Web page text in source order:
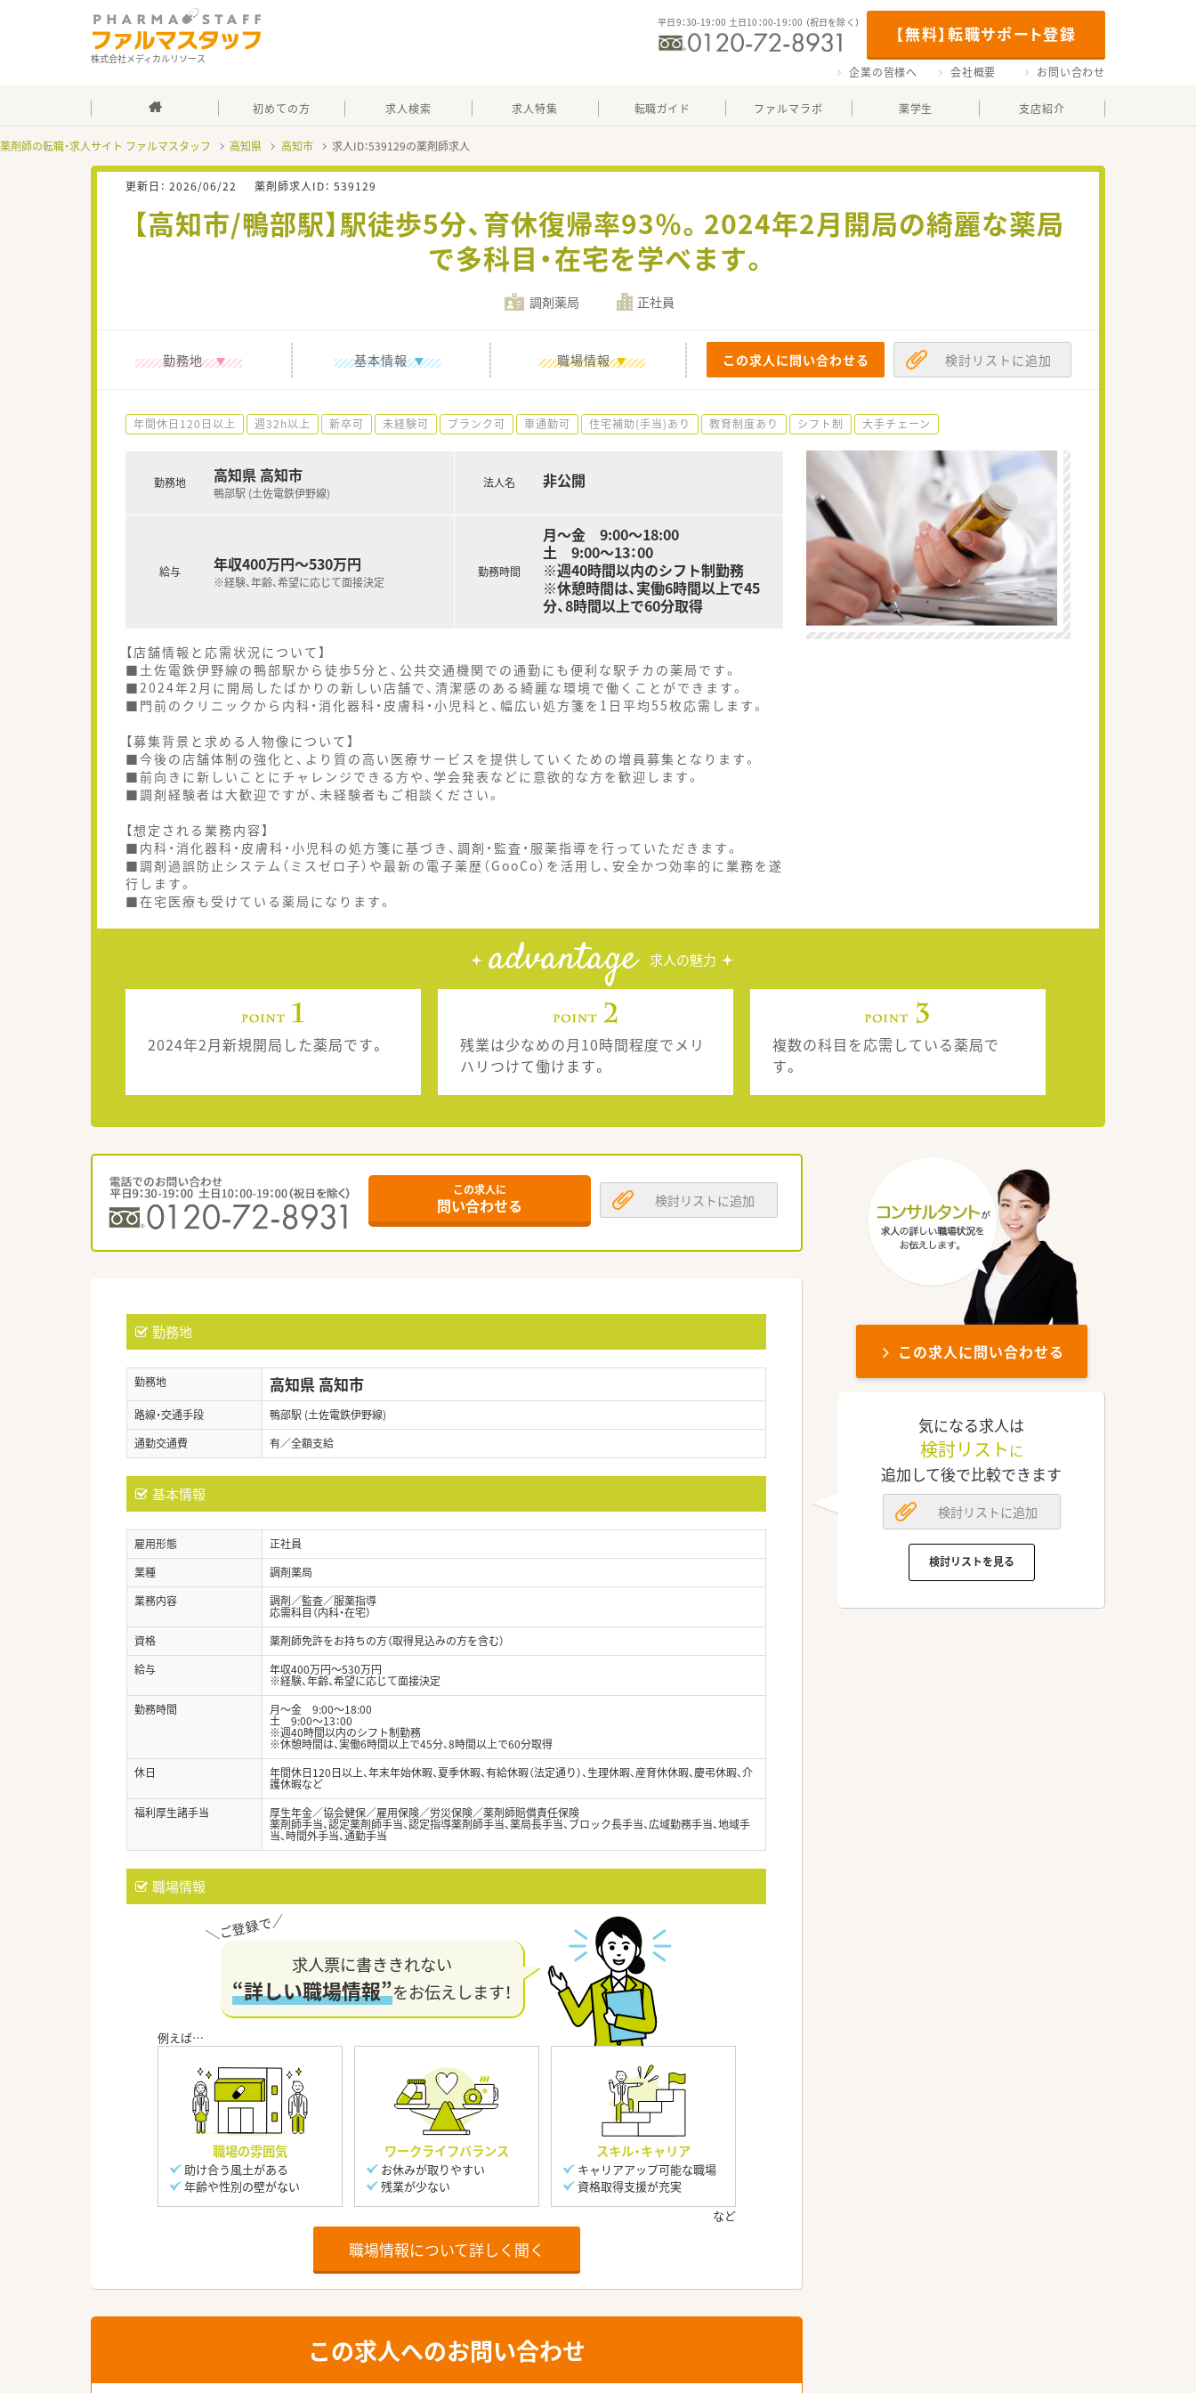
株式会社メディカルリソース
【無料】転職サポート登録
平日9：30-19：00 土日10：00-19：00 （祝日を除く）
企業の皆様へ 会社概要 お問い合わせ
初めての方 求人検索 求人特集 転職ガイド ファルマラボ 薬学生 支店紹介
薬剤師の転職・求人サイト ファルマスタッフ 高知県 高知市 求人ID：539129の薬剤師求人
更新日： 2026/06/22 薬剤師求人ID： 539129
【高知市/鴨部駅】駅徒歩5分、育休復帰率93％。2024年2月開局の綺麗な薬局
で多科目・在宅を学べます。
調剤薬局 正社員
勤務地 基本情報 職場情報 この求人に問い合わせる 検討リストに追加
年間休日120日以上 週32h以上 新卒可 未経験可 ブランク可 車通勤可 住宅補助(手当)あり 教育制度あり シフト制 大手チェーン
勤務地 高知県 高知市
鴨部駅 (土佐電鉄伊野線)
給与 年収400万円～530万円
※経験、年齢、希望に応じて面接決定
法人名 非公開
勤務時間
月～金 9:00～18:00
土 9:00～13：00
※週40時間以内のシフト制勤務
※休憩時間は、実働6時間以上で45
分、8時間以上で60分取得
【店舗情報と応需状況について】
■土佐電鉄伊野線の鴨部駅から徒歩5分と、公共交通機関での通勤にも便利な駅チカの薬局です。
■2024年2月に開局したばかりの新しい店舗で、清潔感のある綺麗な環境で働くことができます。
■門前のクリニックから内科・消化器科・皮膚科・小児科と、幅広い処方箋を1日平均55枚応需します。
【募集背景と求める人物像について】
■今後の店舗体制の強化と、より質の高い医療サービスを提供していくための増員募集となります。
■前向きに新しいことにチャレンジできる方や、学会発表などに意欲的な方を歓迎します。
■調剤経験者は大歓迎ですが、未経験者もご相談ください。
【想定される業務内容】
■内科・消化器科・皮膚科・小児科の処方箋に基づき、調剤・監査・服薬指導を行っていただきます。
■調剤過誤防止システム（ミスゼロ子）や最新の電子薬歴（GooCo）を活用し、安全かつ効率的に業務を遂
行します。
■在宅医療も受けている薬局になります。
advantage 求人の魅力
2024年2月新規開局した薬局です。
残業は少なめの月10時間程度でメリ
ハリつけて働けます。
複数の科目を応需している薬局で
す。
この求人に
問い合わせる 検討リストに追加
勤務地
勤務地 高知県 高知市
路線・交通手段
鴨部駅 (土佐電鉄伊野線)
通勤交通費
有／全額支給
基本情報
雇用形態
正社員
業種
調剤薬局
業務内容
調剤／監査／服薬指導
応需科目（内科・在宅）
資格
薬剤師免許をお持ちの方（取得見込みの方を含む）
給与
年収400万円～530万円
※経験、年齢、希望に応じて面接決定
勤務時間
月～金 9:00～18:00
土 9:00～13：00
※週40時間以内のシフト制勤務
※休憩時間は、実働6時間以上で45分、8時間以上で60分取得
休日
年間休日120日以上、年末年始休暇、夏季休暇、有給休暇（法定通り）、生理休暇、産育休休暇、慶弔休暇、介
護休暇など
福利厚生諸手当
厚生年金／協会健保／雇用保険／労災保険／薬剤師賠償責任保険
薬剤師手当、認定薬剤師手当、認定指導薬剤師手当、薬局長手当、ブロック長手当、広域勤務手当、地域手
当、時間外手当、通勤手当
職場情報
求人票に書ききれない
“詳しい職場情報”をお伝えします！
職場の雰囲気
助け合う風土がある
年齢や性別の壁がない
ワークライフバランス
お休みが取りやすい
残業が少ない
スキル・キャリア
キャリアアップ可能な職場
資格取得支援が充実
職場情報について詳しく聞く
この求人へのお問い合わせ
この求人に問い合わせる
気になる求人は
検討リスト に
追加して後で比較できます
検討リストに追加
検討リストを見る